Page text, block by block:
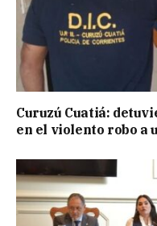
Curuzú Cuatiá:
en el violento robo a